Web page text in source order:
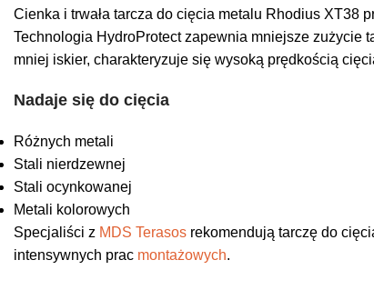
Cienka i trwała tarcza do cięcia metalu Rhodius XT38
Technologia HydroProtect zapewnia mniejsze zużycie
mniej iskier, charakteryzuje się wysoką prędkością
Nadaje się do cięcia
Różnych metali
Stali nierdzewnej
Stali ocynkowanej
Metali kolorowych
Specjaliści z MDS Terasos rekomendują tarczę do
intensywnych prac montażowych.